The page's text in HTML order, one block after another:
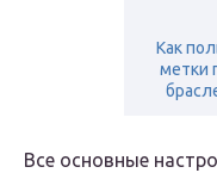
Как
метки
Все основные